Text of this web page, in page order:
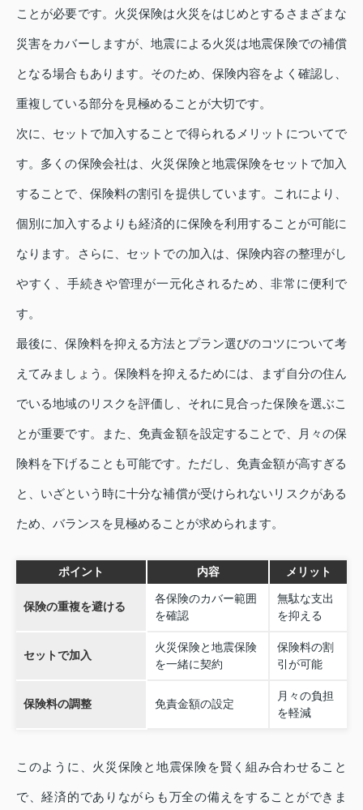
ことが必要です。火災保険は火災をはじめとするさまざまな
災害をカバーしますが、地震による火災は地震保険での補償
となる場合もあります。そのため、保険内容をよく確認し、
重複している部分を見極めることが大切です。
次に、セットで加入することで得られるメリットについてで
す。多くの保険会社は、火災保険と地震保険をセットで加入
することで、保険料の割引を提供しています。これにより、
個別に加入するよりも経済的に保険を利用することが可能に
なります。さらに、セットでの加入は、保険内容の整理がし
やすく、手続きや管理が一元化されるため、非常に便利で
す。
最後に、保険料を抑える方法とプラン選びのコツについて考
えてみましょう。保険料を抑えるためには、まず自分の住ん
でいる地域のリスクを評価し、それに見合った保険を選ぶこ
とが重要です。また、免責金額を設定することで、月々の保
険料を下げることも可能です。ただし、免責金額が高すぎる
と、いざという時に十分な補償が受けられないリスクがある
ため、バランスを見極めることが求められます。
ポイント 内容 メリット
保険の重複を避ける
各保険のカバー範囲
を確認
無駄な支出
を抑える
セットで加入
火災保険と地震保険
を一緒に契約
保険料の割
引が可能
保険料の調整 免責金額の設定
月々の負担
を軽減
このように、火災保険と地震保険を賢く組み合わせること
で、経済的でありながらも万全の備えをすることができま